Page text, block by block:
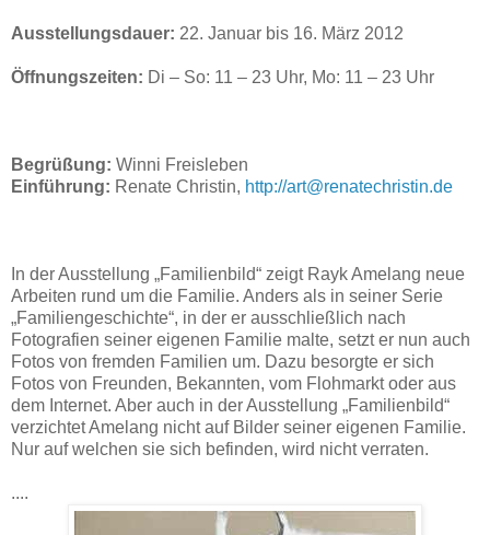
Ausstellungsdauer: 22. Januar bis 16. März 2012
Öffnungszeiten: Di – So: 11 – 23 Uhr, Mo: 11 – 23 Uhr
Begrüßung: Winni Freisleben
Einführung: Renate Christin, http://art@renatechristin.de
In der Ausstellung „Familienbild“ zeigt Rayk Amelang neue
Arbeiten rund um die Familie. Anders als in seiner Serie
„Familiengeschichte“, in der er ausschließlich nach
Fotografien seiner eigenen Familie malte, setzt er nun auch
Fotos von fremden Familien um. Dazu besorgte er sich
Fotos von Freunden, Bekannten, vom Flohmarkt oder aus
dem Internet. Aber auch in der Ausstellung „Familienbild“
verzichtet Amelang nicht auf Bilder seiner eigenen Familie.
Nur auf welchen sie sich befinden, wird nicht verraten.
....